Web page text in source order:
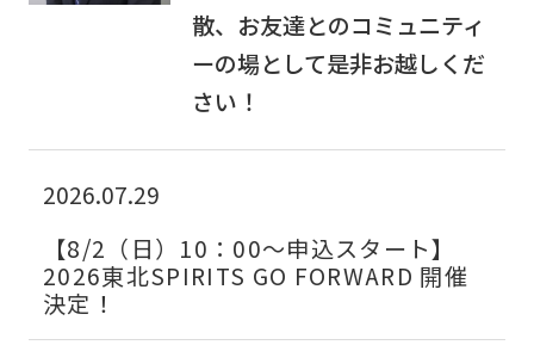
散、お友達とのコミュニティ
ーの場として是非お越しくだ
さい！
2026.07.29
【8/2（日）10：00～申込スタート】
2026東北SPIRITS GO FORWARD 開催
決定！
Click
the
translation)
to